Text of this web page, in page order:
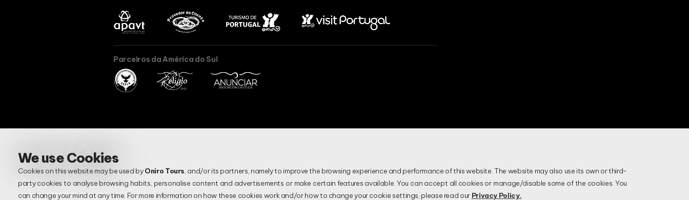
Parceiros da América do Sul
Termos & Condições Resolução Alternativa de Litígios Livro de Reclamações
We use Cookies
Cookies on this website may be used byOniro Tours , and/or its partners, namely to improve the browsing experience and performance of this website. The website may also use its own or third-
party cookies to analyse browsing habits, personalise content and advertisements or make certain features available. You can accept all cookies or manage/disable some of the cookies. You
can change your mind at any time. For more information on how these cookies work and/or how to change your cookie settings, please read our Privacy Policy.